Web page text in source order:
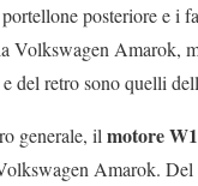
posteriore e i
Volkswagen Amarok,
del retro sono quelli
generale, ilmotore
Amarok. Del